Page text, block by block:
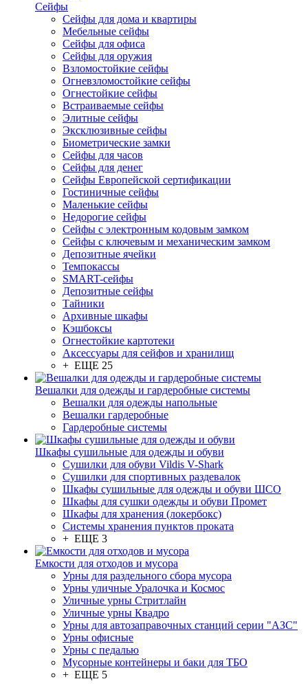
Сейфы
Сейфы для дома и квартиры
Мебельные сейфы
Сейфы для офиса
Сейфы для оружия
Взломостойкие сейфы
Огневзломостойкие сейфы
Огнестойкие сейфы
Встраиваемые сейфы
Элитные сейфы
Эксклюзивные сейфы
Биометрические замки
Сейфы для часов
Сейфы для денег
Сейфы Европейской сертификации
Гостиничные сейфы
Маленькие сейфы
Недорогие сейфы
Сейфы с электронным кодовым замком
Сейфы с ключевым и механическим замком
Депозитные ячейки
Темпокассы
SMART-сейфы
Депозитные сейфы
Тайники
Архивные шкафы
Кэшбоксы
Огнестойкие картотеки
Аксессуары для сейфов и хранилищ
+ ЕЩЕ 25
Вешалки для одежды и гардеробные системы
Вешалки для одежды напольные
Вешалки гардеробные
Гардеробные системы
Шкафы сушильные для одежды и обуви
Сушилки для обуви Vildis V-Shark
Сушилки для спортивных раздевалок
Шкафы сушильные для одежды и обуви ШСО
Шкафы для сушки одежды и обуви Промет
Шкафы для хранения (локербокс)
Системы хранения пунктов проката
+ ЕЩЕ 3
Емкости для отходов и мусора
Урны для раздельного сбора мусора
Урны уличные Уралочка и Космос
Уличные урны Стритлайн
Уличные урны Квадро
Урны для автозаправочных станций серии "АЗС"
Урны офисные
Урны с педалью
Мусорные контейнеры и баки для ТБО
+ ЕЩЕ 5